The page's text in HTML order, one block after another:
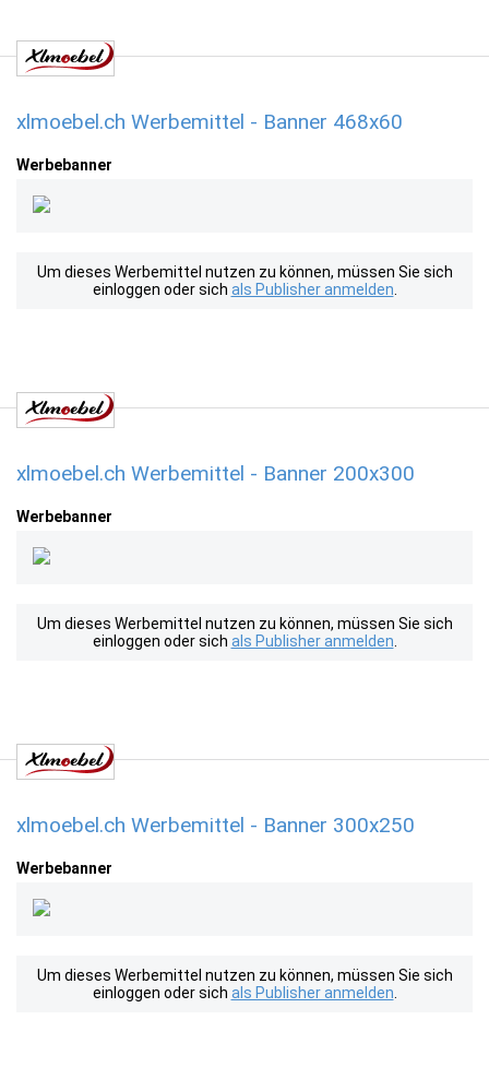
xlmoebel.ch Werbemittel - Banner 468x60
Werbebanner
Um dieses Werbemittel nutzen zu können, müssen Sie sich
einloggen oder sich als Publisher anmelden
xlmoebel.ch Werbemittel - Banner 200x300
Werbebanner
Um dieses Werbemittel nutzen zu können, müssen Sie sich
einloggen oder sich als Publisher anmelden
xlmoebel.ch Werbemittel - Banner 300x250
Werbebanner
Um dieses Werbemittel nutzen zu können, müssen Sie sich
einloggen oder sich als Publisher anmelden